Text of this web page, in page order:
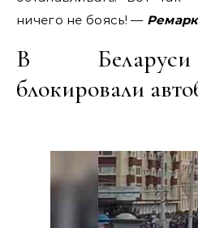
ничего не боясь! —
В
блокировали